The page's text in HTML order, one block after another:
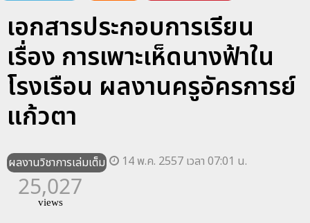
เอกสารประกอบการเรียน
เรื่อง การเพาะเห็ดนางฟ้าใน
โรงเรือน ผลงานครูอัครการย์
แก้วตา
ผลงานวิชาการเล่มเต็ม 14 พ.ค. 2557 เวลา 07:01 น.
25,027
views